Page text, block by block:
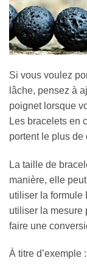
Si vous voulez
lâche, pensez à
poignet lorsque
Les bracelets en
portent le plus de
La taille de
manière, elle
utiliser la formule
utiliser la mesure
faire une
À titre d’exemple :